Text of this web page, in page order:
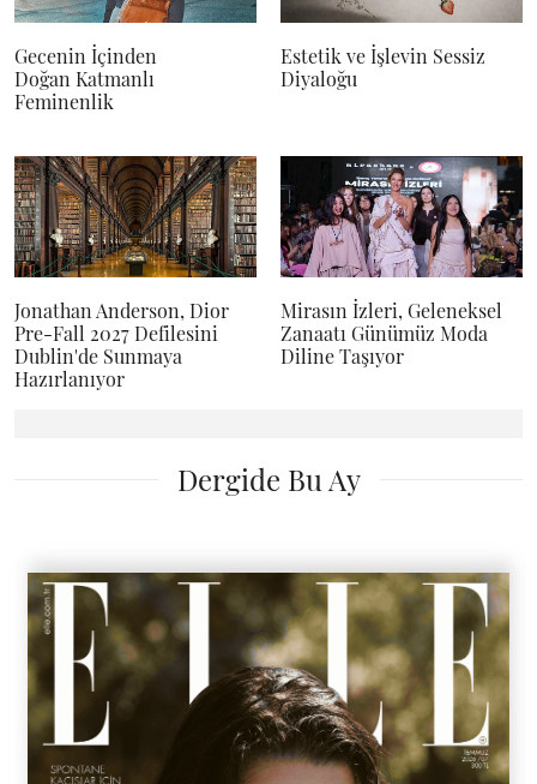
Gecenin İçinden
Doğan Katmanlı
Feminenlik
Estetik ve İşlevin Sessiz
Diyaloğu
Jonathan Anderson, Dior
Pre-Fall 2027 Defilesini
Dublin'de Sunmaya
Hazırlanıyor
Mirasın İzleri, Geleneksel
Zanaatı Günümüz Moda
Diline Taşıyor
Dergide Bu Ay